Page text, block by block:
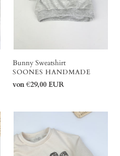
Bunny Sweatshirt
VERKÄUFER
SOONES HANDMADE
Normaler
von €29,00 EUR
Sweatshirt
Leo
Love